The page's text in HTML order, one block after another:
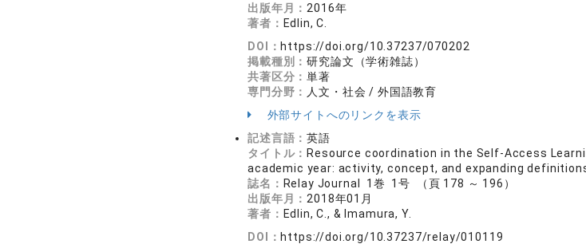
出版年月： 2016年
著者： Edlin, C.
DOI： https://doi.org/10.37237/070202
掲載種別：研究論文（学術雑誌）
共著区分：単著
専門分野： 人文・社会 / 外国語教育
外部サイトへのリンクを表示
記述言語：英語
タイトル： Resource coordination in the Self-Access
academic year: activity, concept, and expanding
誌名： Relay Journal 1巻 1号 （頁 178 ～ 196）
出版年月： 2018年01月
著者： Edlin, C., & Imamura, Y.
DOI： https://doi.org/10.37237/relay/010119